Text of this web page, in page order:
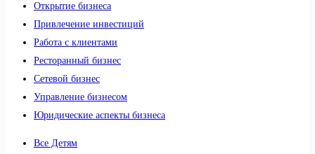
Открытие бизнеса
Привлечение инвестиций
Работа с клиентами
Ресторанный бизнес
Сетевой бизнес
Управление бизнесом
Юридические аспекты бизнеса
Все Детям